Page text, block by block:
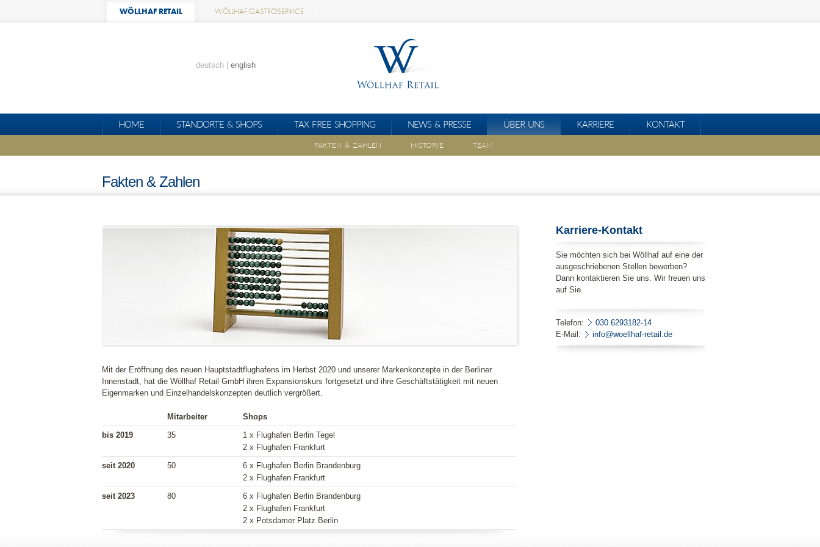
WÖLLHAF RETAIL WÖLLHAF GASTROSERVICE
deutsch english
HOME STANDORTE & SHOPS TAX FREE SHOPPING NEWS & PRESSE ÜBER UNS
FAKTEN & ZAHLEN HISTORIE TEAM
KARRIERE KONTAKT
Fakten & Zahlen
Mit der Eröffnung des neuen Hauptstadtflughafens im Herbst 2020 und unserer Markenkonzepte in der Berliner
Innenstadt, hat die Wöllhaf Retail GmbH ihren Expansionskurs fortgesetzt und ihre Geschäftstätigkeit mit neuen
Eigenmarken und Einzelhandelskonzepten deutlich vergrößert.
Mitarbeiter
Shops
bis 2019
35
1 x Flughafen Berlin Tegel
2 x Flughafen Frankfurt
seit 2020
50
6 x Flughafen Berlin Brandenburg
2 x Flughafen Frankfurt
seit 2023
80
6 x Flughafen Berlin Brandenburg
2 x Flughafen Frankfurt
2 x Potsdamer Platz Berlin
Karriere-Kontakt
Sie möchten sich bei Wöllhaf auf eine der
ausgeschriebenen Stellen bewerben?
Dann kontaktieren Sie uns. Wir freuen uns
auf Sie.
Telefon:
030 6293182-14
E-Mail:
info@woellhaf-retail.de